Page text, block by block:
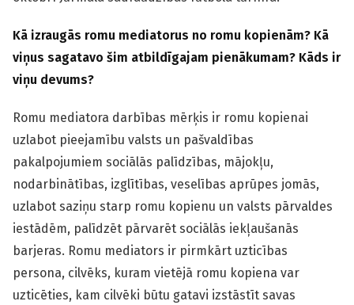
Kā izraugās romu mediatorus no romu kopienām? Kā
viņus sagatavo šim atbildīgajam pienākumam? Kāds ir
viņu devums?
Romu mediatora darbības mērķis ir romu kopienai
uzlabot pieejamību valsts un pašvaldības
pakalpojumiem sociālās palīdzības, mājokļu,
nodarbinātības, izglītības, veselības aprūpes jomās,
uzlabot saziņu starp romu kopienu un valsts pārvaldes
iestādēm, palīdzēt pārvarēt sociālās iekļaušanās
barjeras. Romu mediators ir pirmkārt uzticības
persona, cilvēks, kuram vietējā romu kopiena var
uzticēties, kam cilvēki būtu gatavi izstāstīt savas